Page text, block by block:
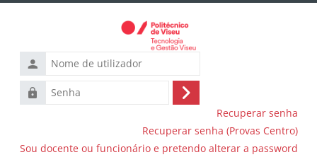
Nome
de
utilizador
Senha
Entrar
Recuperar senha
Recuperar senha (Provas Centro)
Sou docente ou funcionário e pretendo alterar a password